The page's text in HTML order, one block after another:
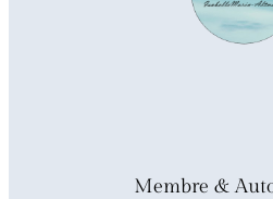
Membre &